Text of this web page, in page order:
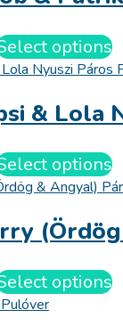
options
& Lola
options
options